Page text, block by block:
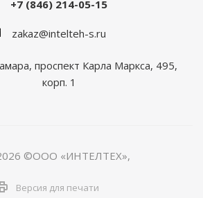
+7 (846) 214-05-15
zakaz@intelteh-s.ru
проспект Карла Маркса, 495,
корп. 1
©ООО «ИНТЕЛТЕХ»,
Версия для печати